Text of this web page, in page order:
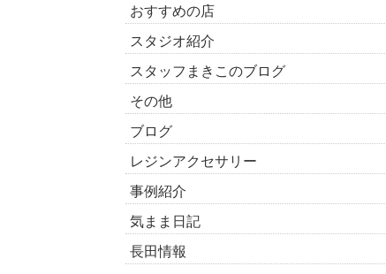
おすすめの店
スタジオ紹介
スタッフまきこのブログ
その他
ブログ
レジンアクセサリー
事例紹介
気まま日記
長田情報